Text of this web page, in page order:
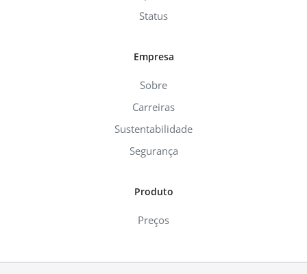
Status
Empresa
Sobre
Carreiras
Sustentabilidade
Segurança
Produto
Preços